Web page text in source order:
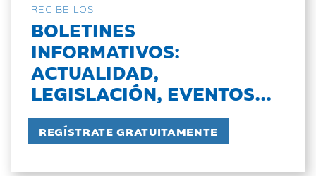
RECIBE LOS
BOLETINES
INFORMATIVOS:
ACTUALIDAD,
LEGISLACIÓN, EVENTOS...